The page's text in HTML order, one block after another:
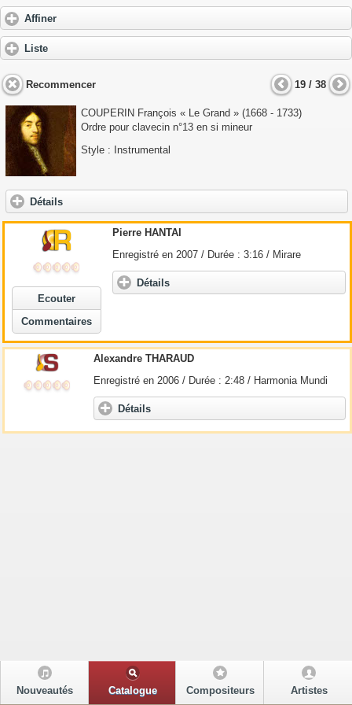
Affiner
Liste
Recommencer 19 / 38
COUPERIN François « Le Grand » (1668 - 1733)
Ordre pour clavecin n°13 en si mineur
Style : Instrumental
Détails
Ecouter
Commentaires
Pierre HANTAI
Enregistré en 2007 / Durée : 3:16 / Mirare
Détails
Alexandre THARAUD
Enregistré en 2006 / Durée : 2:48 / Harmonia Mundi
Détails
Nouveautés Catalogue Compositeurs Artistes